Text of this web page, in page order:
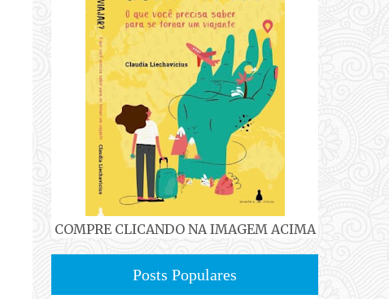
COMPRE CLICANDO NA IMAGEM ACIMA
Posts Populares